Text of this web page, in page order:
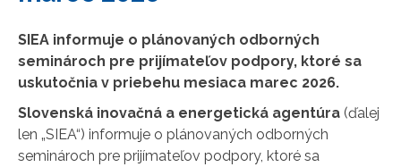
SIEA informuje o plánovaných odborných
seminároch pre prijímateľov podpory, ktoré sa
uskutočnia v priebehu mesiaca marec 2026.
Slovenská inovačná a energetická agentúra (ďalej
len „SIEA“) informuje o plánovaných odborných
seminároch pre prijímateľov podpory, ktoré sa